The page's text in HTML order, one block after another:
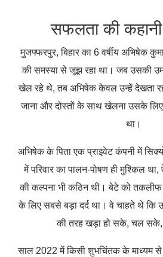
सफलता की
मुजफ्फरपुर, बिहार का 6 वर्षीय अभिषेक
की समस्या से जूझ रहा था। जब उसकी
खेल रहे थे, तब अभिषेक केवल उन्हें देखता
जाना और दोस्तों के साथ खेलना उसके
था।
अभिषेक के पिता एक प्राइवेट कंपनी में
में परिवार का पालन-पोषण ही मुश्किल
की कल्पना भी कठिन थी। बेटे को तकलीफ
के लिए सबसे बड़ा दर्द था। वे चाहते थे कि
की तरह खड़ा हो सके, चल
साल 2022 में किसी शुभचिंतक के माध्यम से